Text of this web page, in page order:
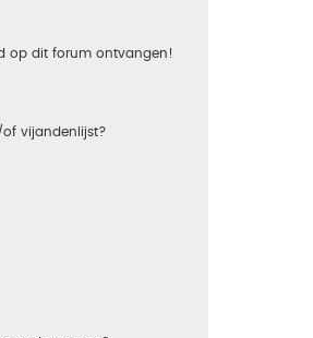
op dit forum ontvangen!
vijandenlijst?